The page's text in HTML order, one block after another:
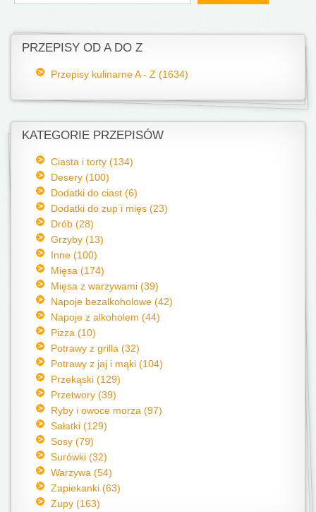
PRZEPISY OD A DO Z
Przepisy kulinarne A - Z (1634)
KATEGORIE PRZEPISÓW
Ciasta i torty (134)
Desery (100)
Dodatki do ciast (6)
Dodatki do zup i mięs (23)
Drób (28)
Grzyby (13)
Inne (100)
Mięsa (174)
Mięsa z warzywami (39)
Napoje bezalkoholowe (42)
Napoje z alkoholem (44)
Pizza (10)
Potrawy z grilla (32)
Potrawy z jaj i mąki (104)
Przekąski (129)
Przetwory (39)
Ryby i owoce morza (97)
Sałatki (129)
Sosy (79)
Surówki (32)
Warzywa (54)
Zapiekanki (63)
Zupy (163)